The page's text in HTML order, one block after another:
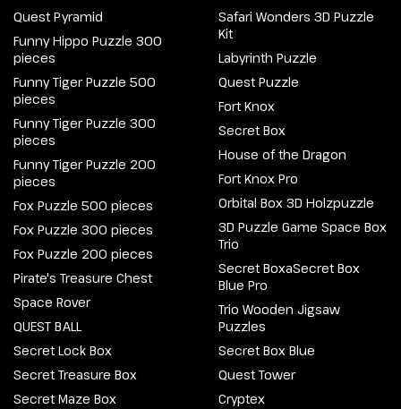
Quest Pyramid
Funny Hippo Puzzle 300
pieces
Funny Tiger Puzzle 500
pieces
Funny Tiger Puzzle 300
pieces
Funny Tiger Puzzle 200
pieces
Fox Puzzle 500 pieces
Fox Puzzle 300 pieces
Fox Puzzle 200 pieces
Pirate's Treasure Chest
Space Rover
QUEST BALL
Secret Lock Box
Secret Treasure Box
Secret Maze Box
Safari Wonders 3D Puzzle
Kit
Labyrinth Puzzle
Quest Puzzle
Fort Knox
Secret Box
House of the Dragon
Fort Knox Pro
Orbital Box 3D Holzpuzzle
3D Puzzle Game Space Box
Trio
Secret BoxaSecret Box
Blue Pro
Trio Wooden Jigsaw
Puzzles
Secret Box Blue
Quest Tower
Cryptex